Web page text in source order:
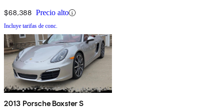
$68,388 Precio alto
Incluye tarifas de conc.
2013 Porsche Boxster S